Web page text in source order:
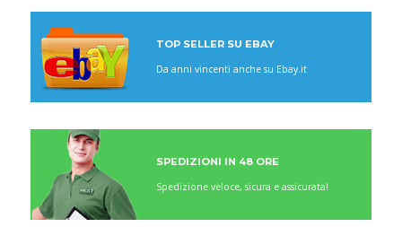
TOP SELLER SU EBAY
Da anni vincenti anche su Ebay.it
SPEDIZIONI IN 48 ORE
Spedizione veloce, sicura e assicurata!